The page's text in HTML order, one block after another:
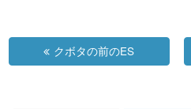
クボタの前のES